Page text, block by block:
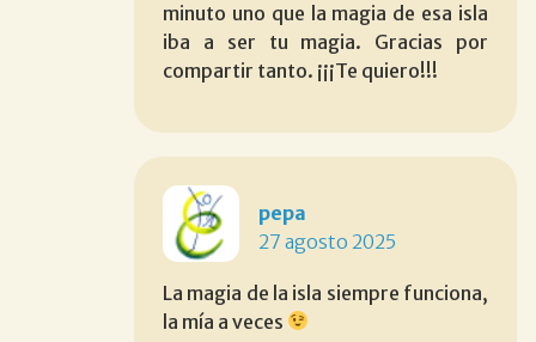
minuto uno que la magia de esa isla
iba a ser tu magia. Gracias por
compartir tanto. ¡¡¡Te quiero!!!
pepa
27 agosto 2025
La magia de la isla siempre funciona,
la mía a veces